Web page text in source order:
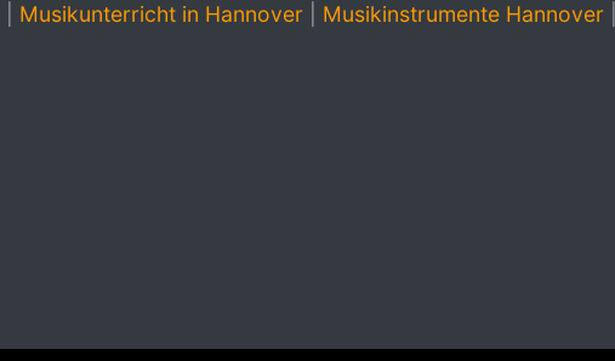
Musikunterricht in Hannover Musikinstrumente Hannover